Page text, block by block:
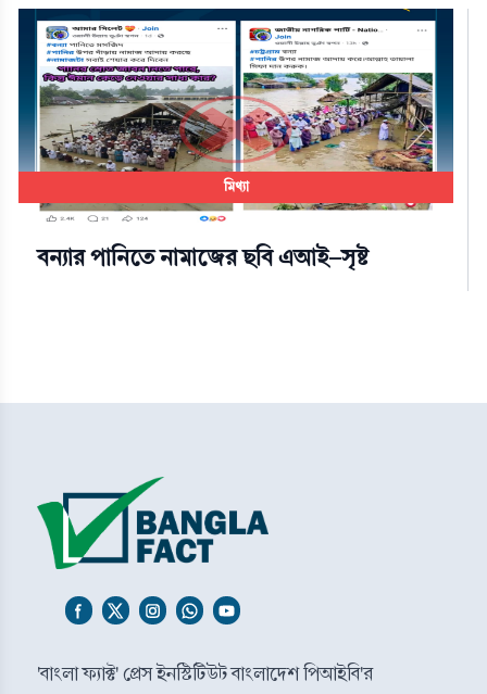
মিথ্যা
বন্যার পানিতে নামাজের ছবি এআই-সৃষ্ট
'বাংলা ফ্যাক্ট' প্রেস ইনস্টিটিউট বাংলাদেশ পিআইবি'র